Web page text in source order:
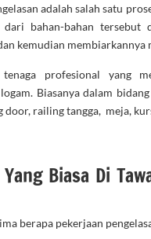
adalah salah satu
dari bahan-bahan tersebut
kemudian
profesional yang
Biasanya dalam
door, railing tangga, meja,
Biasa Di
berapa pekerjaan